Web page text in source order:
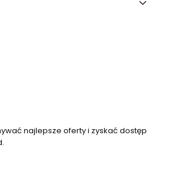
najlepsze oferty i zyskać dostęp